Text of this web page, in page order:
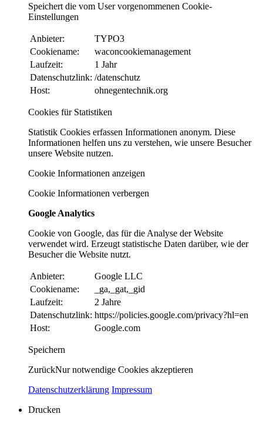
Speichert die vom User vorgenommenen Cookie-
Einstellungen
Anbieter:
TYPO3
Cookiename:
waconcookiemanagement
Laufzeit:
1 Jahr
Datenschutzlink: /datenschutz
Host:
ohnegentechnik.org
Cookies für Statistiken
Statistik Cookies erfassen Informationen anonym. Diese
Informationen helfen uns zu verstehen, wie unsere Besucher
unsere Website nutzen.
Cookie Informationen anzeigen
Cookie Informationen verbergen
Google Analytics
Cookie von Google, das für die Analyse der Website
verwendet wird. Erzeugt statistische Daten darüber, wie der
Besucher die Website nutzt.
Anbieter:
Google LLC
Cookiename:
_ga,_gat,_gid
Laufzeit:
2 Jahre
Datenschutzlink: https://policies.google.com/privacy?hl=en
Host:
Google.com
Speichern
ZurückNur notwendige Cookies akzeptieren
Datenschutzerklärung Impressum
Drucken